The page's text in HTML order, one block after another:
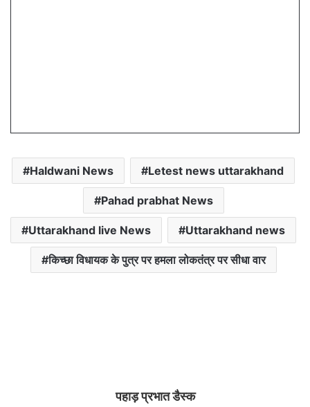
Haldwani News Letest news uttarakhand
Pahad prabhat News
Uttarakhand live News Uttarakhand news
किच्छा विधायक के पुत्र पर हमला लोकतंत्र पर सीधा वार
पहाड़ प्रभात डैस्क